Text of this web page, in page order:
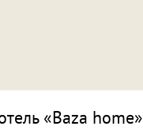
«Baza home»